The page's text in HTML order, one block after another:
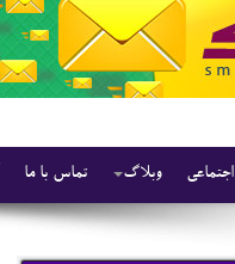
تماس با ما وبلاگ اجتماعی